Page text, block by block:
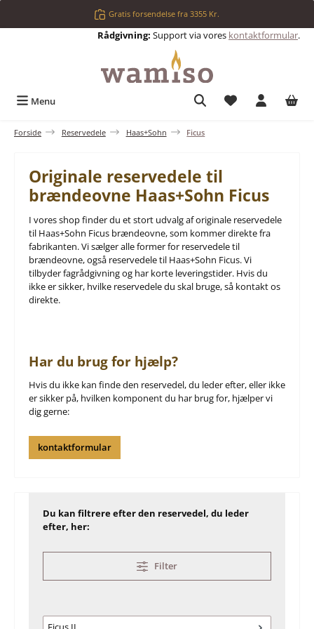
Gratis forsendelse fra 3355 Kr.
Rådgivning: Support via vores kontaktformular.
Menu Du har 0
Forside Reservedele Haas+Sohn Ficus
Originale reservedele til
brændeovne Haas+Sohn Ficus
I vores shop finder du et stort udvalg af originale reservedele
til Haas+Sohn Ficus brændeovne, som kommer direkte fra
fabrikanten. Vi sælger alle former for reservedele til
brændeovne, også reservedele til Haas+Sohn Ficus. Vi
tilbyder fagrådgivning og har korte leveringstider. Hvis du
ikke er sikker, hvilke reservedele du skal bruge, så kontakt os
direkte.
Har du brug for hjælp?
Hvis du ikke kan finde den reservedel, du leder efter, eller ikke
er sikker på, hvilken komponent du har brug for, hjælper vi
dig gerne:
kontaktformular
Du kan filtrere efter den reservedel, du leder
efter, her:
Filter